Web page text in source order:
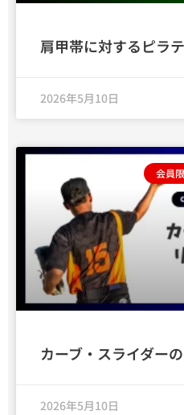
肩甲帯に対するピラ
2026年5月10日
会員
カーブ・スライダー
2026年5月10日